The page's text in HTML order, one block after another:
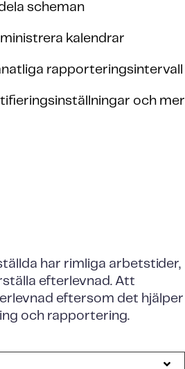
scheman
kalendrar
rapporteringsintervall
och mer
har rimliga arbetstider,
efterlevnad. Att
eftersom det hjälper
och rapportering.